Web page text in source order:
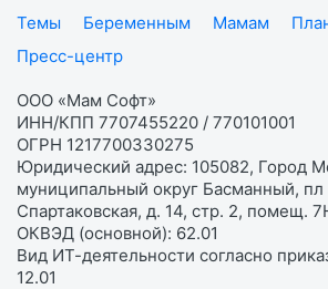
Темы
Беременным Мамам
Пресс-центр
ООО «Мам Софт»
ИНН/КПП 7707455220 / 770101001
ОГРН 1217700330275
Юридический адрес: 105082, Город
муниципальный округ Басманный, пл
Спартаковская, д. 14, стр. 2, помещ.
ОКВЭД (основной): 62.01
Вид ИТ-деятельности согласно
12.01